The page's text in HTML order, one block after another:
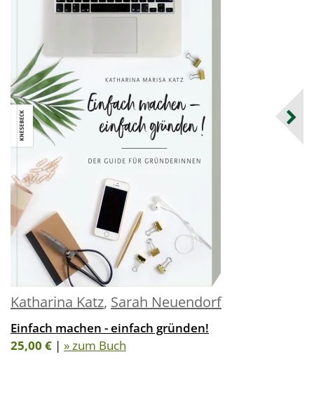
Katharina Katz, Sarah Neuendorf
Einfach machen - einfach gründen!
25,00 € | » zum Buch